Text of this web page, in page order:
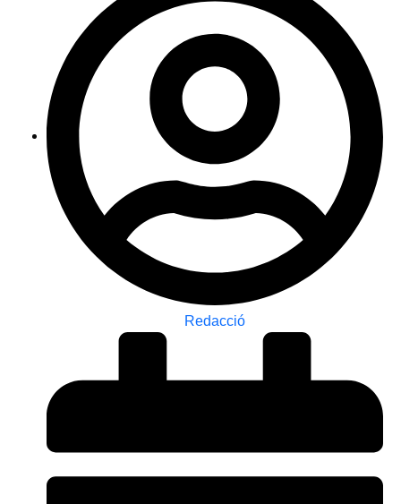
Redacció